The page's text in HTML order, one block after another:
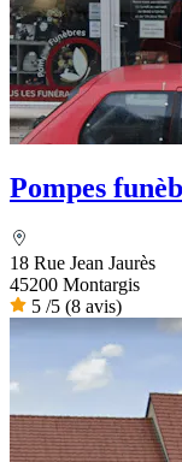
Pompes
18 Rue Jean Jaurès
45200 Montargis
5 /5 (8 avis)